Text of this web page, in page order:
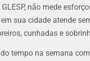
não mede
sua cidade atende
cunhadas e
tempo na semana